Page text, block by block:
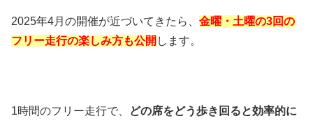
2025年4月の開催が近づいてきたら、 金曜・土曜の3回の
フリー走行の楽しみ方も公開 します。
1時間のフリー走行で、
どの席をどう歩き回ると効率的に